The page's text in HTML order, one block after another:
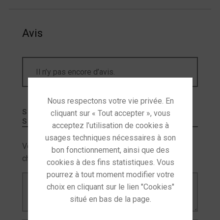
Avis
Il n’y pas encore d’avis.
SOYEZ LE PREMIER À LAISSER VOTRE AVIS
SUR “
YAMAHA WXC-50 ”
Votre adresse e-mail ne sera pas publiée. Les
champs obligatoires sont indiqués avec*